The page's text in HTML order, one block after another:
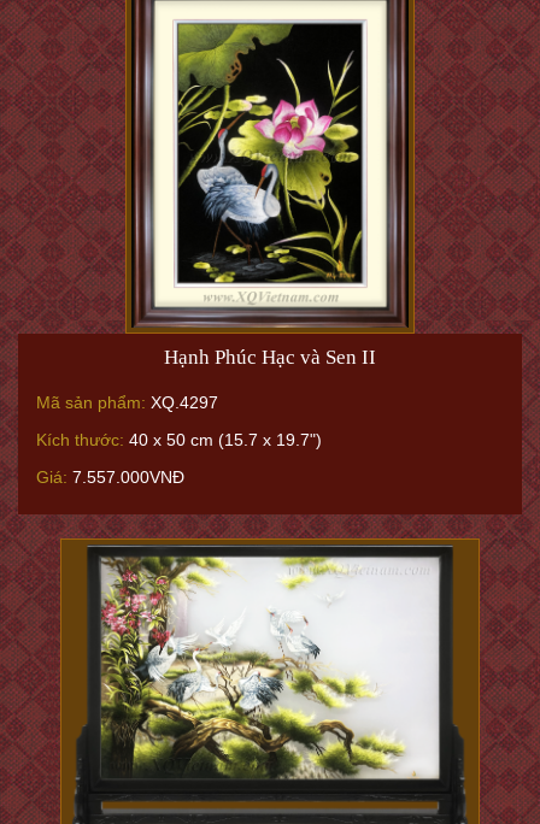
Hạnh Phúc Hạc và Sen II
Mã sản phẩm: XQ.4297
Kích thước: 40 x 50 cm (15.7 x 19.7")
Giá: 7.557.000VNĐ